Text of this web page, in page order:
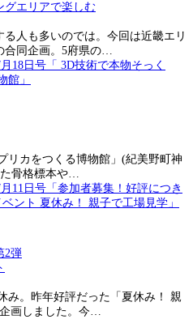
グエリアで楽しむ
人も多いのでは。今回は近畿エリ
合同企画。5府県の…
リカをつくる博物館」(紀美野町神
骨格標本や…
2弾
み。昨年好評だった「夏休み！ 親
画しました。今…